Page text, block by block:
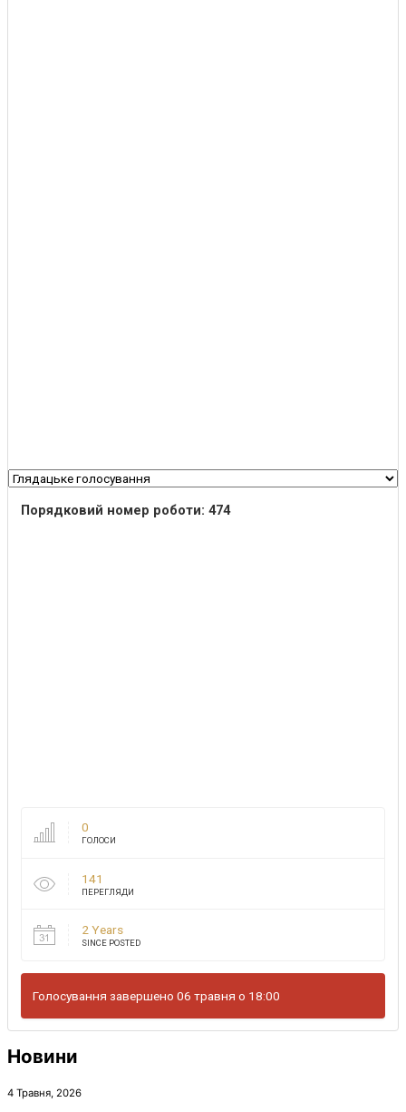
Порядковий номер роботи: 474
0
ГОЛОСИ
141
ПЕРЕГЛЯДИ
2 Years
SINCE POSTED
Голосування завершено 06 травня о 18:00
Новини
4 Травня, 2026